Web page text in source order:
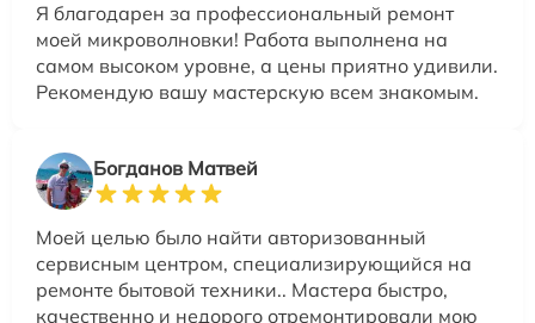
Я благодарен за профессиональный ремонт
моей микроволновки! Работа выполнена на
самом высоком уровне, а цены приятно удивили.
Рекомендую вашу мастерскую всем знакомым.
Богданов Матвей
Моей целью было найти авторизованный
сервисным центром, специализирующийся на
ремонте бытовой техники.. Мастера быстро,
качественно и недорого отремонтировали мою